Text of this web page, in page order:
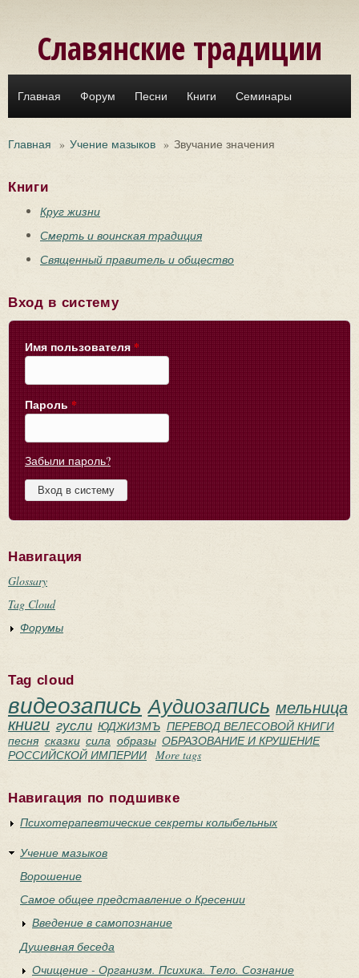
Славянские традиции
Главная Форум Песни Книги Семинары
Главная » Учение мазыков » Звучание значения
Книги
Круг жизни
Смерть и воинская традиция
Священный правитель и общество
Вход в систему
Имя пользователя *
Пароль *
Забыли пароль?
Навигация
Glossary
Tag Cloud
Форумы
Tag cloud
видеозапись Аудиозапись мельница
книги гусли ЮДЖИЗМЪ ПЕРЕВОД ВЕЛЕСОВОЙ КНИГИ
песня сказки сила образы ОБРАЗОВАНИЕ И КРУШЕНИЕ
РОССИЙСКОЙ ИМПЕРИИ More tags
Навигация по подшивке
Психотерапевтические секреты колыбельных
Учение мазыков
Ворошение
Самое общее представление о Кресении
Введение в самопознание
Душевная беседа
Очищение - Организм. Психика. Тело. Сознание